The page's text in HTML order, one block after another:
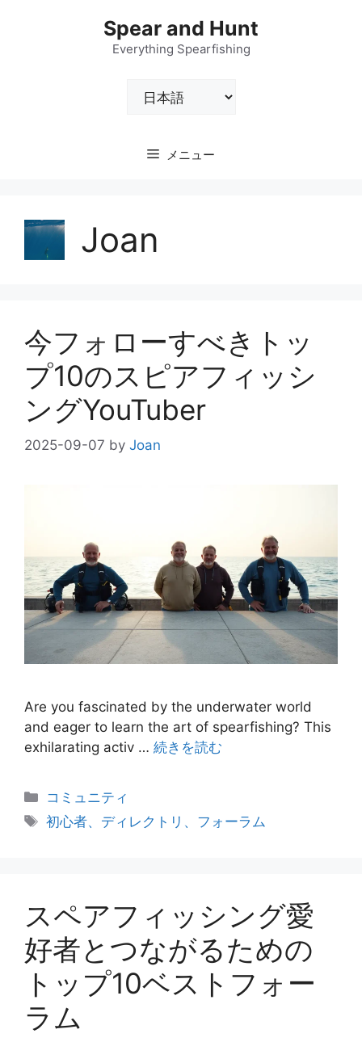
Spear and Hunt
Everything Spearfishing
メニュー
Joan
今フォローすべきトッ
プ10のスピアフィッシ
ングYouTuber
2025-09-07 by Joan
Are you fascinated by the underwater world
and eager to learn the art of spearfishing? This
exhilarating activ … 続きを読む
カ
テ
コミュニティ
タ
初心者、ディレクトリ、フォーラム
スペアフィッシング愛
好者とつながるための
トップ10ベストフォー
ラム